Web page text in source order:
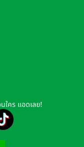
ใคร แอดเลย!